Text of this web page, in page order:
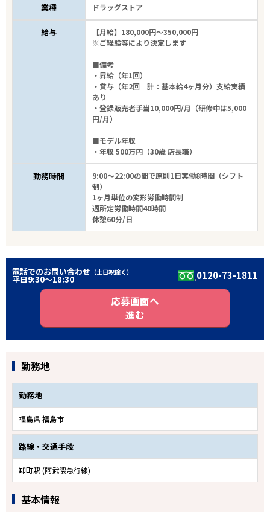
業種 ドラッグストア
給与
【月給】180,000円～350,000円
※ご経験等により決定します
■備考
・昇給（年1回）
・賞与（年2回 計：基本給4ヶ月分）支給実績
あり
・登録販売者手当10,000円/月（研修中は5,000
円/月）
■モデル年収
・年収 500万円（30歳 店長職）
勤務時間
9:00～22:00の間で原則1日実働8時間（シフト
制）
1ヶ月単位の変形労働時間制
週所定労働時間40時間
休憩60分/日
電話でのお問い合わせ （土日祝除く）
平日9:30〜18:30 0120-73-1811
応募画面へ
進む
勤務地
勤務地
福島県 福島市
路線・交通手段
卸町駅 (阿武隈急行線)
基本情報